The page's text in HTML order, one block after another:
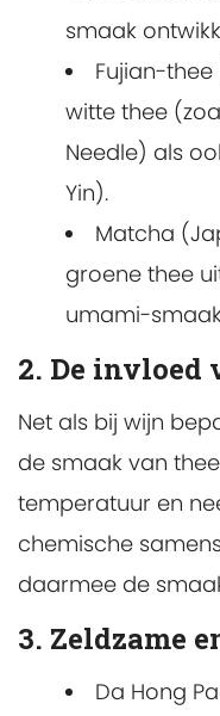
smaak
Fujian-
witte thee
Needle) als
Yin).
Matcha
groene thee
umami-
2. De invloed
Net als bij wijn
de smaak van
temperatuur en
chemische
daarmee de
3. Zeldzame
Da Hong